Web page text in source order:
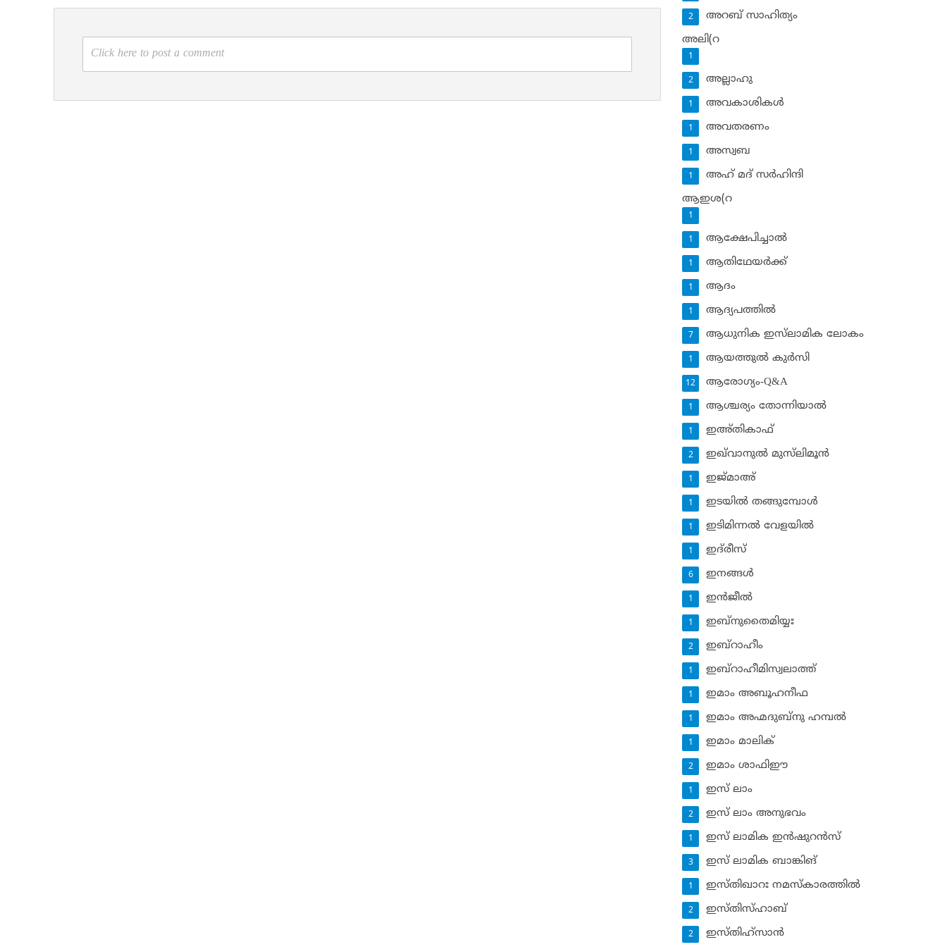
Click here to post a comment
അറബ് സാഹിത്യം
2
അലി(റ
1
അല്ലാഹു
2
അവകാശികള്‍
1
അവതരണം
1
അസ്വബ
1
അഹ് മദ് സര്‍ഹിന്ദി
1
ആഇശ(റ
1
ആക്ഷേപിച്ചാല്‍
1
ആതിഥേയര്‍ക്ക്
1
ആദം
1
ആദ്യപത്തില്‍
1
ആധുനിക ഇസ്‌ലാമിക ലോകം
7
ആയത്തുല്‍ കുര്‍സി
1
ആരോഗ്യം-Q&A
12
ആശ്ചര്യം തോന്നിയാല്‍
1
ഇഅ്തികാഫ്‌
1
ഇഖ്‌വാനുല്‍ മുസ്‌ലിമൂന്‍
2
ഇജ്മാഅ്
1
ഇടയില്‍ തങ്ങുമ്പോള്‍
1
ഇടിമിന്നല്‍ വേളയില്‍
1
ഇദ്‌രീസ്‌
1
ഇനങ്ങള്‍
6
ഇന്‍ജീല്‍
1
ഇബ്‌നുതൈമിയ്യഃ
1
ഇബ്‌റാഹീം
2
ഇബ്‌റാഹീമിസ്വലാത്ത്
1
ഇമാം അബൂഹനീഫ
1
ഇമാം അഹ്മദുബ്‌നു ഹമ്പല്‍
1
ഇമാം മാലിക്
1
ഇമാം ശാഫിഈ
2
ഇസ് ലാം
1
ഇസ് ലാം അനുഭവം
2
ഇസ് ലാമിക ഇന്‍ഷുറന്‍സ്‌
1
ഇസ് ലാമിക ബാങ്കിങ്‌
3
ഇസ്തിഖാറഃ നമസ്‌കാരത്തില്‍
1
ഇസ്തിസ്ഹാബ്
2
ഇസ്തിഹ്‌സാന്‍
2